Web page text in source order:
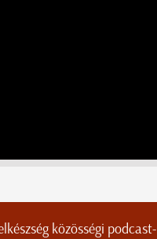
közösségi podcast-